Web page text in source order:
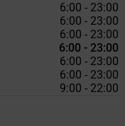
6:00 - 23:00
6:00 - 23:00
6:00 - 23:00
6:00 - 23:00
6:00 - 23:00
6:00 - 23:00
9:00 - 22:00